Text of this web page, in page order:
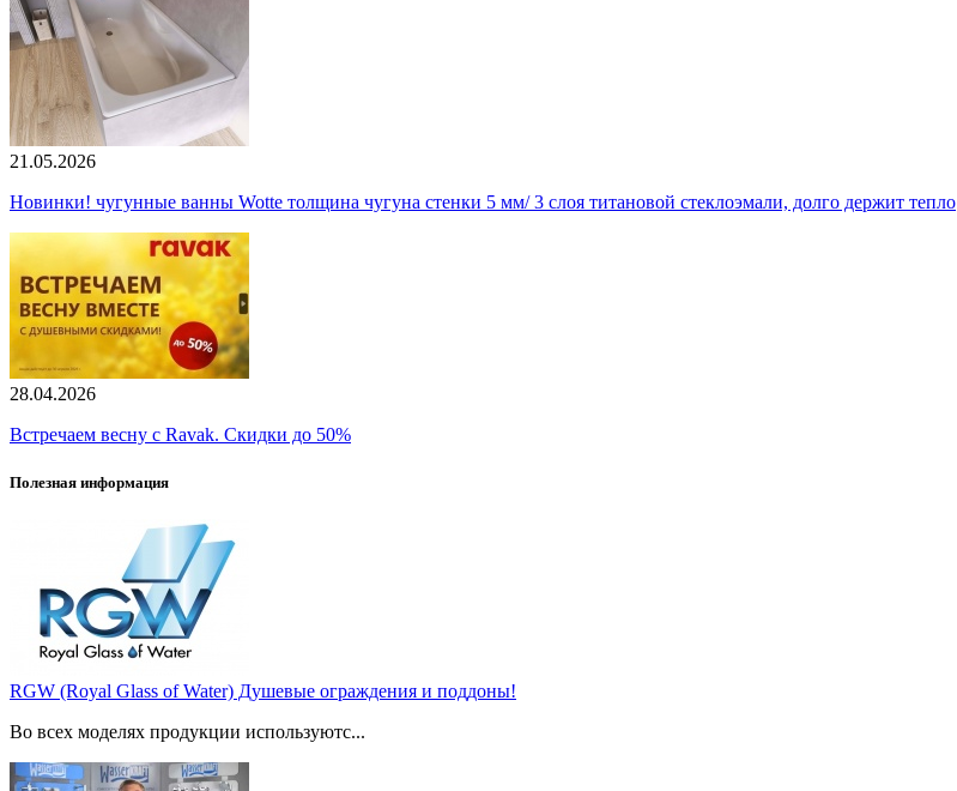
21.05.2026
Новинки! чугунные ванны Wotte толщина чугуна стенки 5 мм/ 3 слоя титановой стеклоэмали, долго держит тепло
28.04.2026
Встречаем весну с Ravak. Скидки до 50%
Полезная информация
RGW (Royal Glass of Water) Душевые ограждения и поддоны!
Во всех моделях продукции используютс...